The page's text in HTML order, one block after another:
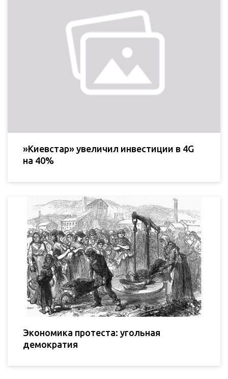
»Киевстар» увеличил инвестиции в 4G
на 40%
Экономика протеста: угольная
демократия